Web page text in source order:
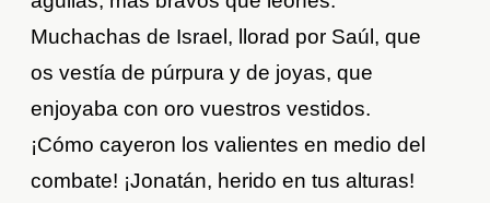
Muchachas de Israel, llorad por Saúl, que
os vestía de púrpura y de joyas, que
enjoyaba con oro vuestros vestidos.
¡Cómo cayeron los valientes en medio del
combate! ¡Jonatán, herido en tus alturas!